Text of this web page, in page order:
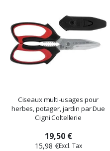
Ciseaux multi-usages pour
herbes, potager, jardin par Due
Cigni Coltellerie
19,50 €
15,98 €